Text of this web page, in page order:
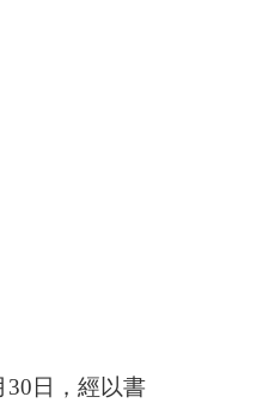
30日，經以書